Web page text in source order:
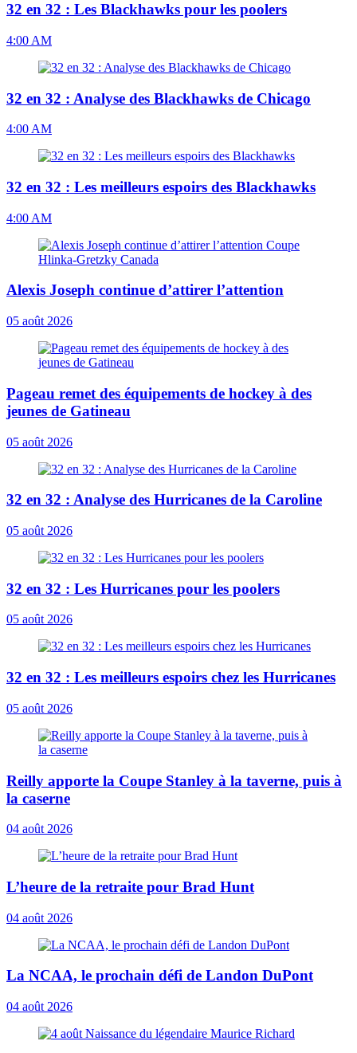
32 en 32 : Les Blackhawks pour les poolers
4:00 AM
32 en 32 : Analyse des Blackhawks de Chicago
4:00 AM
32 en 32 : Les meilleurs espoirs des Blackhawks
4:00 AM
Alexis Joseph continue d’attirer l’attention
05 août 2026
Pageau remet des équipements de hockey à des
jeunes de Gatineau
05 août 2026
32 en 32 : Analyse des Hurricanes de la Caroline
05 août 2026
32 en 32 : Les Hurricanes pour les poolers
05 août 2026
32 en 32 : Les meilleurs espoirs chez les Hurricanes
05 août 2026
Reilly apporte la Coupe Stanley à la taverne, puis à
la caserne
04 août 2026
L’heure de la retraite pour Brad Hunt
04 août 2026
La NCAA, le prochain défi de Landon DuPont
04 août 2026